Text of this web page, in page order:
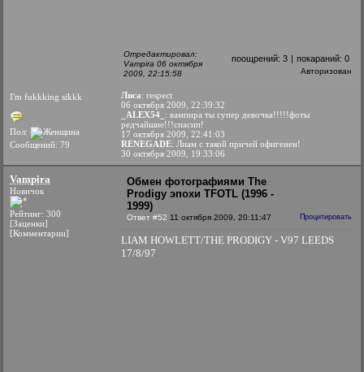
I'm fukkking sikkk
Пол:
Сообщений: 79
Отредактировал:
Vampira 06 октября
2009, 22:15:58
поощрений: 3 | покараний: 0
Авторизован
Лиса: respect
06 октября 2009, 22:39:32
_ALEX54_ : вампира ты супер девочка!!!!!фоты
редчайшие!!!спасип!
17 октября 2009, 22:41:03
RENEGADE: Лиам с такой причей офигенен!
30 октября 2009, 19:33:06
Vampira
Новичок
Рейтинг: 300
[Заценки]
[Комментарии]
Обмен фотографиями The
Prodigy эпохи TFOTL (1996 -
1999)
Ответ #52 11 октября 2009, 20:11:47 Процитировать
LIAM HOWLETT/THE PRODIGY - V97 LEEDS
17/8/97